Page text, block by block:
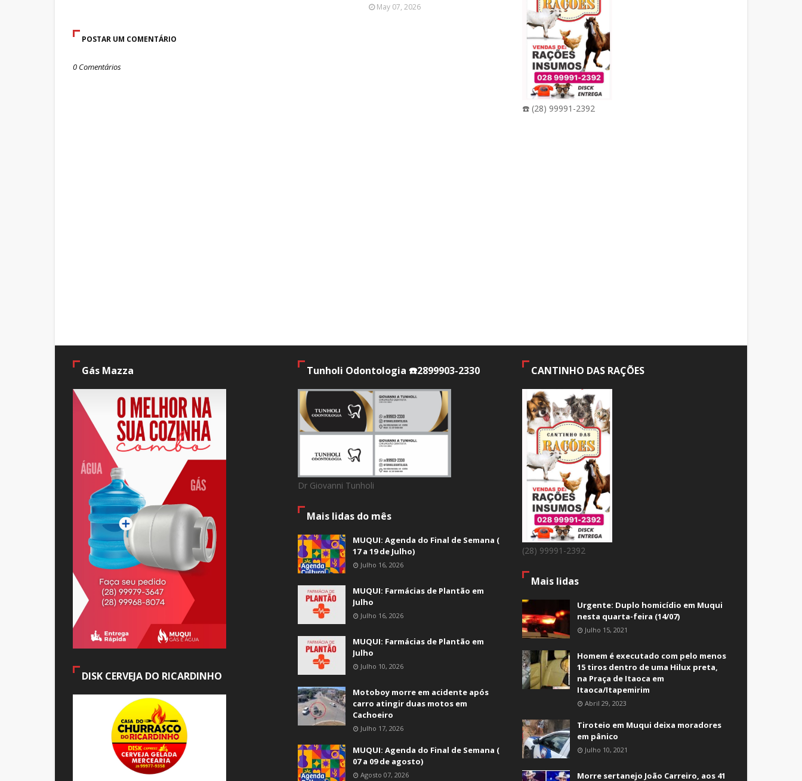
May 07, 2026
POSTAR UM COMENTÁRIO
0 Comentários
☎️ (28) 99991-2392
Gás Mazza
DISK CERVEJA DO RICARDINHO
Tunholi Odontologia ☎️2899903-2330
Dr Giovanni Tunholi
Mais lidas do mês
MUQUI: Agenda do Final de Semana (
17 a 19 de Julho)
Julho 16, 2026
MUQUI: Farmácias de Plantão em
Julho
Julho 16, 2026
MUQUI: Farmácias de Plantão em
Julho
Julho 10, 2026
Motoboy morre em acidente após
carro atingir duas motos em
Cachoeiro
Julho 17, 2026
MUQUI: Agenda do Final de Semana (
07 a 09 de agosto)
Agosto 07, 2026
CANTINHO DAS RAÇÕES
(28) 99991-2392
Mais lidas
Urgente: Duplo homicídio em Muqui
nesta quarta-feira (14/07)
Julho 15, 2021
Homem é executado com pelo menos
15 tiros dentro de uma Hilux preta,
na Praça de Itaoca em
Itaoca/Itapemirim
Abril 29, 2023
Tiroteio em Muqui deixa moradores
em pânico
Julho 10, 2021
Morre sertanejo João Carreiro, aos 41